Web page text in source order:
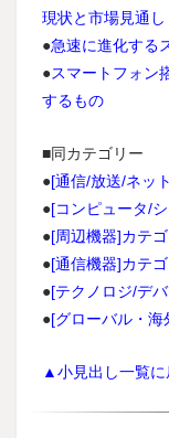
現状と市場見通し
●急速に進化する
●スマートフォン
するもの
■同カテゴリー
●[通信/放送/ネッ
●[コンピュータ/
●[周辺機器]カテゴ
●[通信機器]カテゴ
●[テクノロジ/デ
●[グローバル・海
▲小見出し一覧に